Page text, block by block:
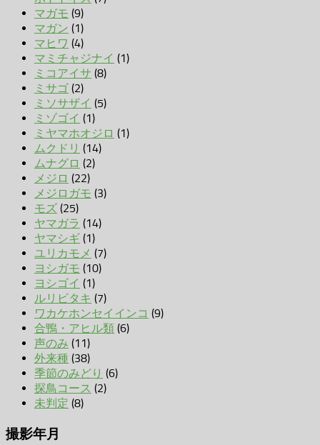
マガモ (9)
マガン (1)
マヒワ (4)
マミチャジナイ (1)
ミコアイサ (8)
ミサゴ (2)
ミソサザイ (5)
ミゾゴイ (1)
ミヤマホオジロ (1)
ムクドリ (14)
ムナグロ (2)
メジロ (22)
メジロガモ (3)
モズ (25)
ヤマガラ (14)
ヤマシギ (1)
ユリカモメ (7)
ヨシガモ (10)
ヨシゴイ (1)
ルリビタキ (7)
ワカケホンセイインコ (9)
合鴨・アヒル類 (6)
声のみ (11)
外来種 (38)
季節のみどり (6)
探鳥コース (2)
未判定 (8)
撮影年月